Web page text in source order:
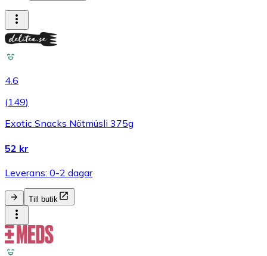
4.6
(149)
Exotic Snacks Nötmüsli 375g
52 kr
Leverans: 0-2 dagar
Till butik